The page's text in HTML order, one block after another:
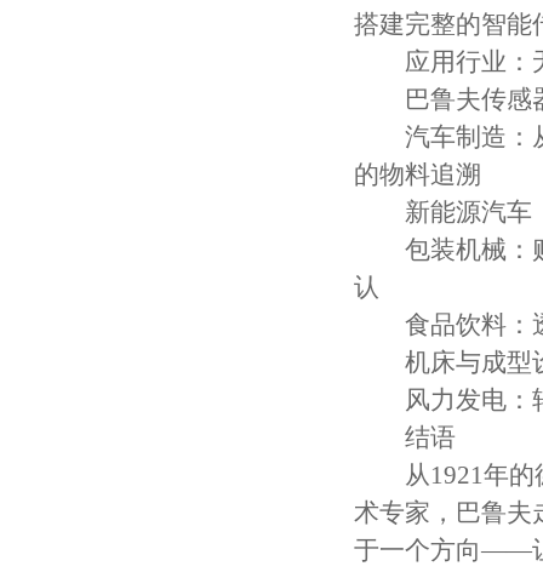
搭建完整的智能
应用行业：
巴鲁夫传感器
汽车制造：从
的物料追溯
新能源汽车：
包装机械：贴
认
食品饮料：透
机床与成型设
风力发电：
结语
从1921年的德
术专家，巴鲁夫
于一个方向——